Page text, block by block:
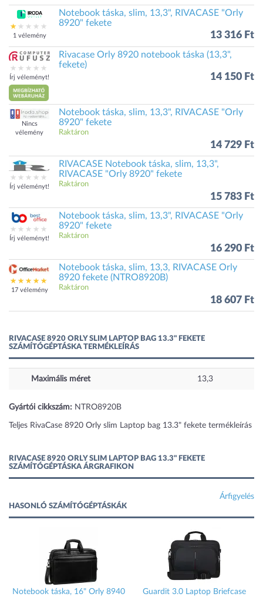
1 vélemény
Notebook táska, slim, 13,3", RIVACASE "Orly
8920" fekete
13 316 Ft
Írj véleményt!
Rivacase Orly 8920 notebook táska (13,3",
fekete)
14 150 Ft
Nincs
vélemény
Notebook táska, slim, 13,3", RIVACASE "Orly
8920" fekete
Raktáron
14 729 Ft
Írj véleményt!
RIVACASE Notebook táska, slim, 13,3",
RIVACASE "Orly 8920" fekete
Raktáron
15 783 Ft
Írj véleményt!
Notebook táska, slim, 13,3", RIVACASE "Orly
8920" fekete
Raktáron
16 290 Ft
17 vélemény
Notebook táska, slim, 13,3, RIVACASE Orly
8920 fekete (NTRO8920B)
Raktáron
18 607 Ft
RIVACASE 8920 ORLY SLIM LAPTOP BAG 13.3" FEKETE
SZÁMÍTÓGÉPTÁSKA TERMÉKLEÍRÁS
Maximális méret 13,3
Gyártói cikkszám: NTRO8920B
Teljes RivaCase 8920 Orly slim Laptop bag 13.3" fekete termékleírás
RIVACASE 8920 ORLY SLIM LAPTOP BAG 13.3" FEKETE
SZÁMÍTÓGÉPTÁSKA ÁRGRAFIKON
Árfigyelés
HASONLÓ SZÁMÍTÓGÉPTÁSKÁK
Notebook táska, 16" Orly 8940
Guardit 3.0 Laptop Briefcase